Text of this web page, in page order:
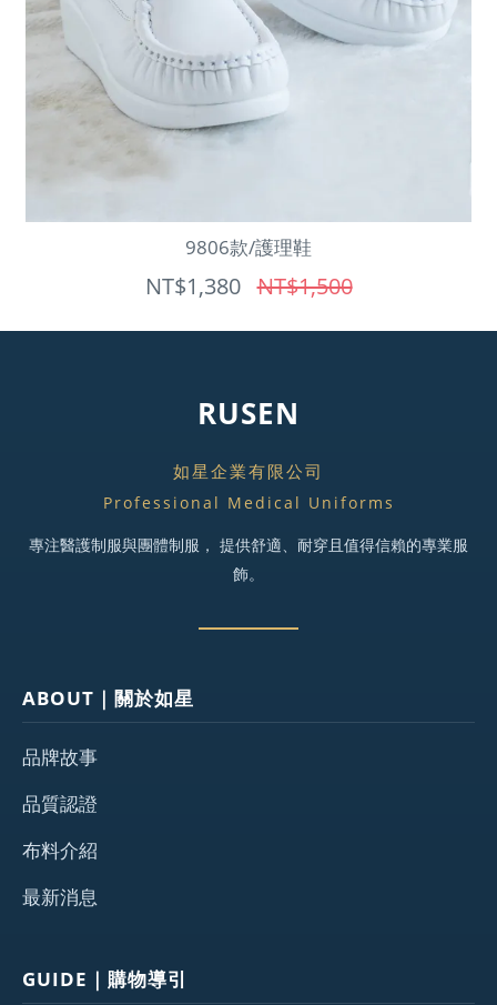
9806款/護理鞋
NT$1,380NT$1,500
RUSEN
如星企業有限公司
Professional Medical Uniforms
專注醫護制服與團體制服， 提供舒適、耐穿且值得信賴的專業服
飾。
ABOUT｜關於如星
品牌故事
品質認證
布料介紹
最新消息
GUIDE｜購物導引